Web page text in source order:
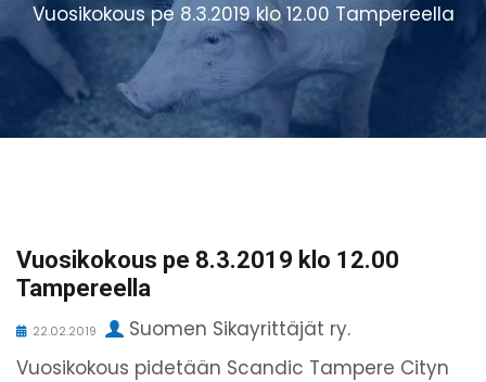
Vuosikokous pe 8.3.2019 klo 12.00 Tampereella
Vuosikokous pe 8.3.2019 klo 12.00
Tampereella
22.02.2019
Suomen Sikayrittäjät ry.
Vuosikokous pidetään Scandic Tampere Cityn